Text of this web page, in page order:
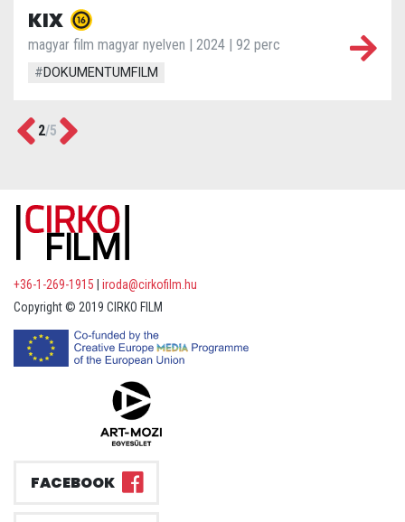
KIX
magyar film magyar nyelven | 2024 | 92 perc
#DOKUMENTUMFILM
Previous
2/5
+36-1-269-1915
iroda@cirkofilm.hu
Copyright © 2019 CIRKO FILM
FACEBOOK